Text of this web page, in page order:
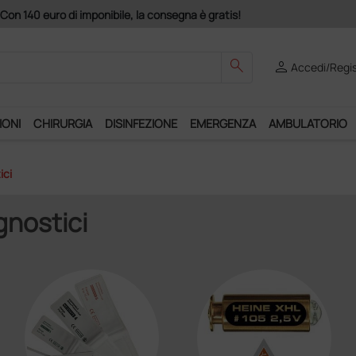
Acquistando il servizio "Ds Club", un anno di spedizioni a 39,90
search personAccedi/
CHIRURGIA DISINFEZIONE EMERGENZA AMBULATORIO